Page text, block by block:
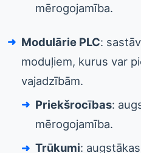
mērogojamība.
Modulārie PLC:
moduļiem, kurus var
vajadzībām.
Priekšrocības:
mērogojamība.
Trūkumi: